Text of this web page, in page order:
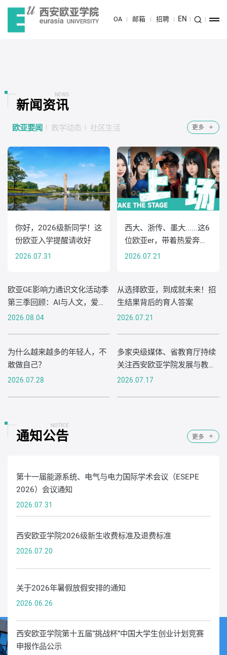
OA 邮箱 招聘 EN
你好，2026级新同学！这
份欧亚入学提醒请收好
2026.07.31
欧亚GE影响力通识文化活动季
第三季回顾：AI与人文，爱与
成长
2026.08.04
为什么越来越多的年轻人，不
敢做自己？
2026.07.28
西大、浙传、墨大......这6
位欧亚er，带着热爱奔赴
下一程！
2026.07.21
从选择欧亚，到成就未来！招
生结果背后的育人答案
2026.07.21
多家央级媒体、省教育厅持续
关注西安欧亚学院发展与教学
改革
2026.07.17
NEWS
新闻资讯
欧亚要闻 教学动态 社区生活 更多
第十一届能源系统、电气与电力国际学术会议（ESEPE
2026）会议通知
2026.07.31
西安欧亚学院2026级新生收费标准及退费标准
2026.07.20
关于2026年暑假放假安排的通知
2026.06.26
西安欧亚学院第十五届“挑战杯”中国大学生创业计划竞赛
申报作品公示
NOTICE
通知公告 更多